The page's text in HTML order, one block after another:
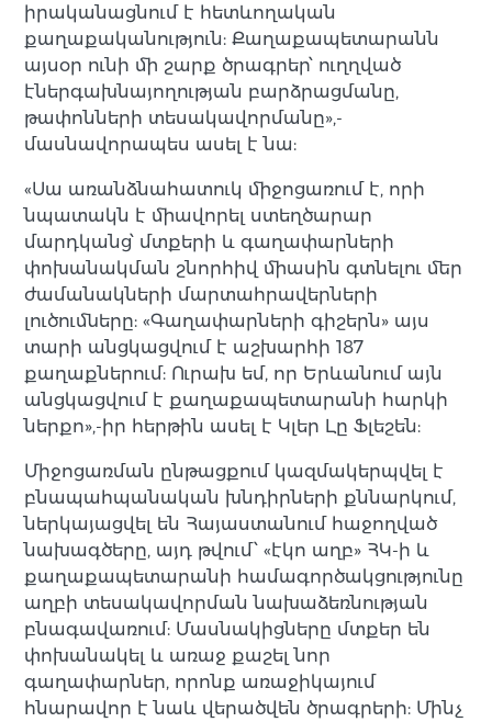
իրականացնում է հետևողական
քաղաքականություն: Քաղաքապետարանն
այսօր ունի մի շարք ծրագրեր՝ ուղղված
էներգախնայողության բարձրացմանը,
թափոնների տեսակավորմանը»,-
մասնավորապես ասել է նա:
«Սա առանձնահատուկ միջոցառում է, որի
նպատակն է միավորել ստեղծարար
մարդկանց՝ մտքերի և գաղափարների
փոխանակման շնորհիվ միասին գտնելու մեր
ժամանակների մարտահրավերների
լուծումները: «Գաղափարների գիշերն» այս
տարի անցկացվում է աշխարհի 187
քաղաքներում: Ուրախ եմ, որ Երևանում այն
անցկացվում է քաղաքապետարանի հարկի
ներքո»,-իր հերթին ասել է Կլեր Լը Ֆլեշեն:
Միջոցառման ընթացքում կազմակերպվել է
բնապահպանական խնդիրների քննարկում,
ներկայացվել են Հայաստանում հաջողված
նախագծերը, այդ թվում՝ «էկո աղբ» ՀԿ-ի և
քաղաքապետարանի համագործակցությունը
աղբի տեսակավորման նախաձեռնության
բնագավառում: Մասնակիցները մտքեր են
փոխանակել և առաջ քաշել նոր
գաղափարներ, որոնք առաջիկայում
հնարավոր է նաև վերածվեն ծրագրերի: Մինչ